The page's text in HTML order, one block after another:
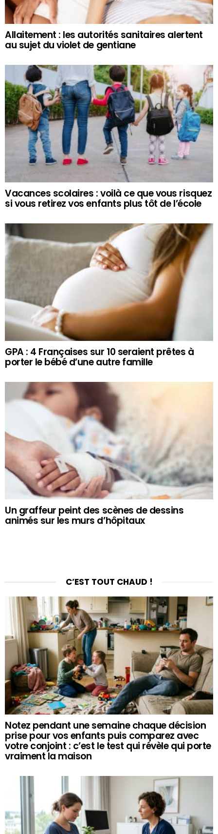
Allaitement : les autorités sanitaires alertent
au sujet du violet de gentiane
Vacances scolaires : voilà ce que vous risquez
si vous retirez vos enfants plus tôt de l’école
GPA : 4 Françaises sur 10 seraient prêtes à
porter le bébé d’une autre famille
Un graffeur peint des scènes de dessins
animés sur les murs d’hôpitaux
C’EST TOUT CHAUD !
Notez pendant une semaine chaque décision
prise pour vos enfants puis comparez avec
votre conjoint : c’est le test qui révèle qui porte
vraiment la maison